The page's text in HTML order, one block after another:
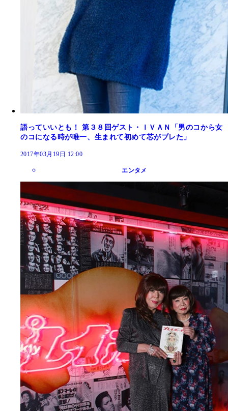
語っていいとも！ 第３８回ゲスト・ＩＶＡＮ「男のコから女
のコになる時が唯一、生まれて初めて芯がブレた」
2017年03月19日 12:00
エンタメ